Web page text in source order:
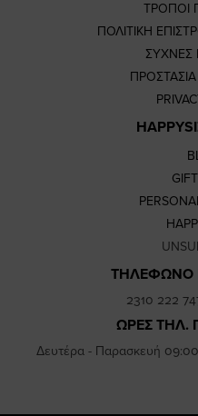
ΤΡΟΠΟΙ
ΠΟΛΙΤΙΚΗ
ΣΥΧΝΕΣ
ΤΗΛΕΦΩΝΟ
2310 222
ΩΡΕΣ ΤΗΛ.
Δευτέρα - Παρασκευή